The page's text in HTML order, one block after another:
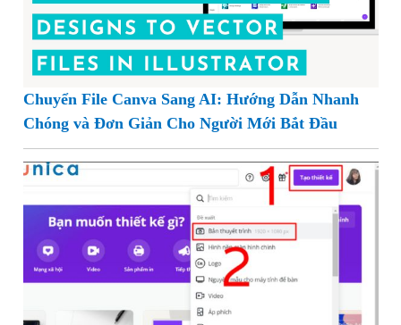
Chuyển File Canva Sang AI: Hướng Dẫn Nhanh
Chóng và Đơn Giản Cho Người Mới Bắt Đầu